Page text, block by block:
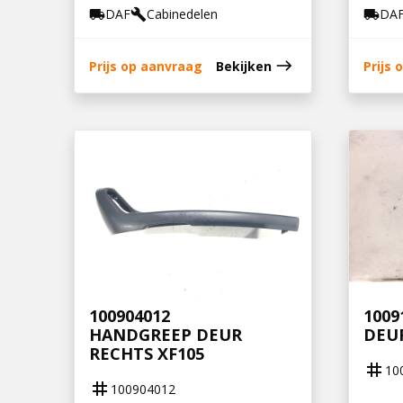
local_shippingDAFbuildCabinedelen
Prijs op aanvraag Bekijken east
local_shipping
Prijs
100904012
HANDGREEP DEUR
RECHTS XF105
tag 100904012
tag